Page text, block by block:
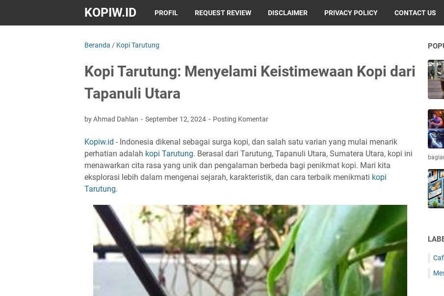
KOPIW.ID PROFIL REQUEST REVIEW DISCLAIMER PRIVACY POLICY CONTACT US
Beranda / Kopi Tarutung
Kopi Tarutung: Menyelami Keistimewaan Kopi dari
Tapanuli Utara
by Ahmad Dahlan September 12, 2024 Posting Komentar
Kopiw.id - Indonesia dikenal sebagai surga kopi, dan salah satu varian yang mulai menarik
perhatian adalah kopi Tarutung. Berasal dari Tarutung, Tapanuli Utara, Sumatera Utara, kopi ini
menawarkan cita rasa yang unik dan pengalaman berbeda bagi penikmat kopi. Mari kita
eksplorasi lebih dalam mengenai sejarah, karakteristik, dan cara terbaik menikmati kopi
Tarutung.